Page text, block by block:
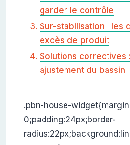
garder le contrôle
Sur-stabilisation : les
excès de produit
Solutions correctives
ajustement du bassin